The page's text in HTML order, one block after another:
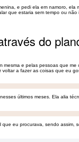
e pedi ela em namoro,
que estaria sem tempo ou
do
e pelas pessoas que
a fazer as coisas que eu
últimos meses. Ela alia
eu procurava, sendo